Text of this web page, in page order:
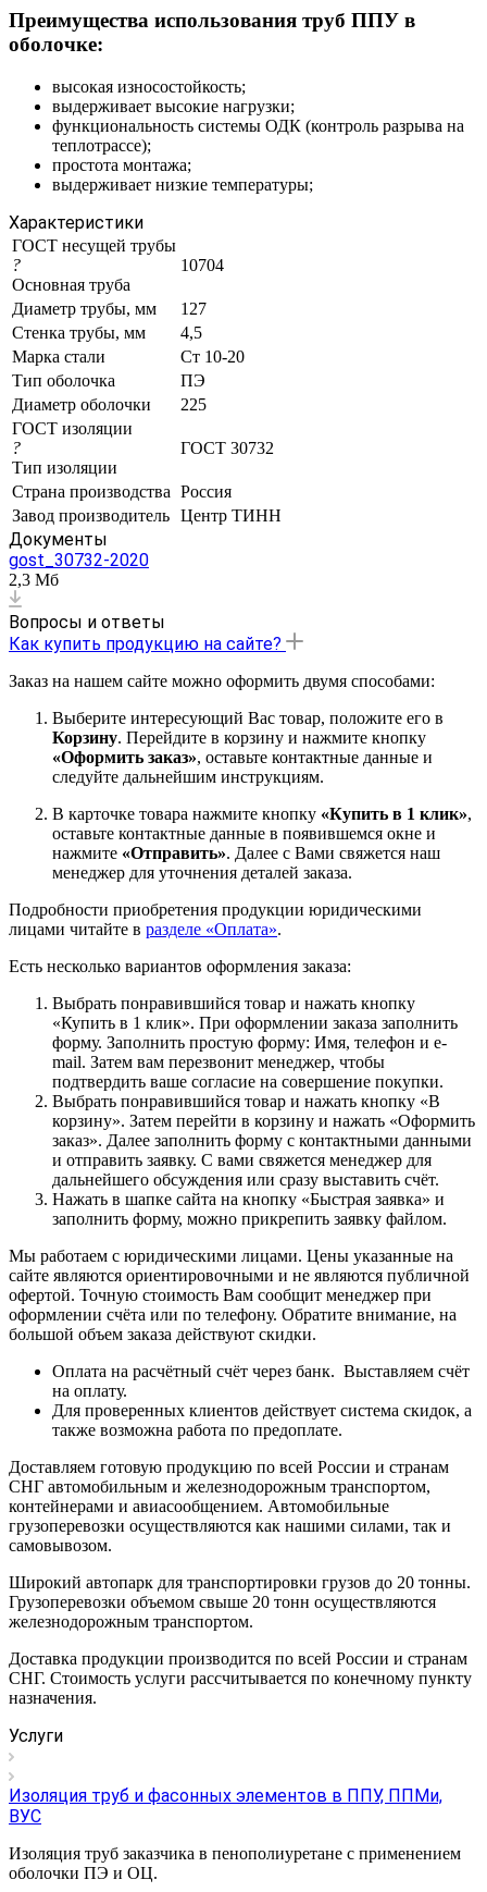
Преимущества использования труб ППУ в
оболочке:
высокая износостойкость;
выдерживает высокие нагрузки;
функциональность системы ОДК (контроль разрыва на
теплотрассе);
простота монтажа;
выдерживает низкие температуры;
Характеристики
ГОСТ несущей трубы
?
Основная труба
10704
Диаметр трубы, мм
127
Стенка трубы, мм
4,5
Марка стали
Ст 10-20
Тип оболочка
ПЭ
Диаметр оболочки
225
ГОСТ изоляции
?
Тип изоляции
ГОСТ 30732
Страна производства Россия
Завод производитель Центр ТИНН
Документы
gost_30732-2020
2,3 Мб
Вопросы и ответы
Как купить продукцию на сайте?
Заказ на нашем сайте можно оформить двумя способами:
Выберите интересующий Вас товар, положите его в
Корзину. Перейдите в корзину и нажмите кнопку
«Оформить заказ», оставьте контактные данные и
следуйте дальнейшим инструкциям.
В карточке товара нажмите кнопку «Купить в 1 клик»,
оставьте контактные данные в появившемся окне и
нажмите «Отправить». Далее с Вами свяжется наш
менеджер для уточнения деталей заказа.
Подробности приобретения продукции юридическими
лицами читайте в разделе «Оплата».
Есть несколько вариантов оформления заказа:
Выбрать понравившийся товар и нажать кнопку
«Купить в 1 клик». При оформлении заказа заполнить
форму. Заполнить простую форму: Имя, телефон и e-
mail. Затем вам перезвонит менеджер, чтобы
подтвердить ваше согласие на совершение покупки.
Выбрать понравившийся товар и нажать кнопку «В
корзину». Затем перейти в корзину и нажать «Оформить
заказ». Далее заполнить форму с контактными данными
и отправить заявку. С вами свяжется менеджер для
дальнейшего обсуждения или сразу выставить счёт.
Нажать в шапке сайта на кнопку «Быстрая заявка» и
заполнить форму, можно прикрепить заявку файлом.
Мы работаем с юридическими лицами. Цены указанные на
сайте являются ориентировочными и не являются публичной
офертой. Точную стоимость Вам сообщит менеджер при
оформлении счёта или по телефону. Обратите внимание, на
большой объем заказа действуют скидки.
Оплата на расчётный счёт через банк. Выставляем счёт
на оплату.
Для проверенных клиентов действует система скидок, а
также возможна работа по предоплате.
Доставляем готовую продукцию по всей России и странам
СНГ автомобильным и железнодорожным транспортом,
контейнерами и авиасообщением. Автомобильные
грузоперевозки осуществляются как нашими силами, так и
самовывозом.
Широкий автопарк для транспортировки грузов до 20 тонны.
Грузоперевозки объемом свыше 20 тонн осуществляются
железнодорожным транспортом.
Доставка продукции производится по всей России и странам
СНГ. Стоимость услуги рассчитывается по конечному пункту
назначения.
Услуги
Изоляция труб и фасонных элементов в ППУ, ППМи,
ВУС
Изоляция труб заказчика в пенополиуретане с применением
оболочки ПЭ и ОЦ.